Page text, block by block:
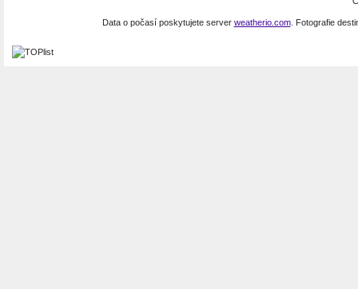
Data o počasí poskytujete server weatherio.com. Fotografie